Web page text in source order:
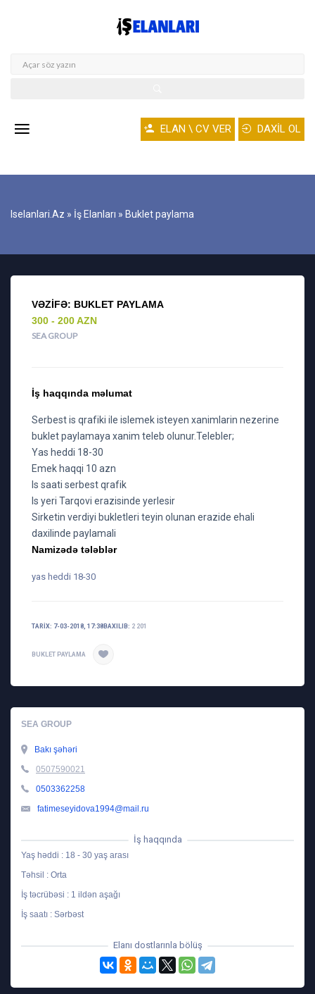
ELAN \ CV VER DAXİL OL
Iselanlari.az » İş Elanları » Buklet paylama
VƏZIFƏ: BUKLET PAYLAMA
300 - 200 AZN
SEA GROUP
İş haqqında məlumat
Serbest is qrafiki ile islemek isteyen xanimlarin nezerine
buklet paylamaya xanim teleb olunur.Telebler;
Yas heddi 18-30
Emek haqqi 10 azn
Is saati serbest qrafik
Is yeri Tarqovi erazisinde yerlesir
Sirketin verdiyi bukletleri teyin olunan erazide ehali
daxilinde paylamali
Namizədə tələblər
yas heddi 18-30
TARIX: 7-03-2018, 17:38 BAXILIB: 2 201
BUKLET PAYLAMA
SEA GROUP
Bakı şəhəri
0507590021
0503362258
fatimeseyidova1994@mail.ru
İş haqqında
Yaş həddi : 18 - 30 yaş arası
Təhsil : Orta
İş təcrübəsi : 1 ildən aşağı
İş saatı : Sərbəst
Elanı dostlarınla bölüş